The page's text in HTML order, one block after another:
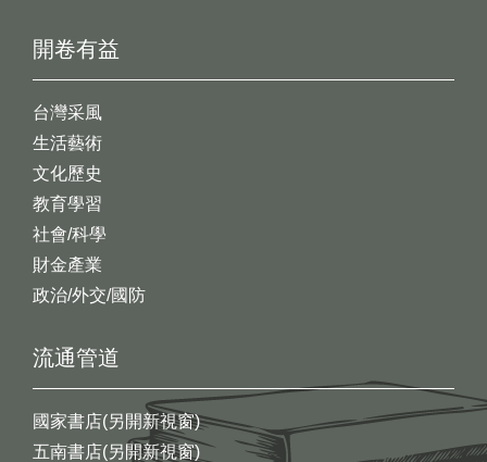
開卷有益
台灣采風
生活藝術
文化歷史
教育學習
社會/科學
財金產業
政治/外交/國防
流通管道
國家書店(另開新視窗)
五南書店(另開新視窗)